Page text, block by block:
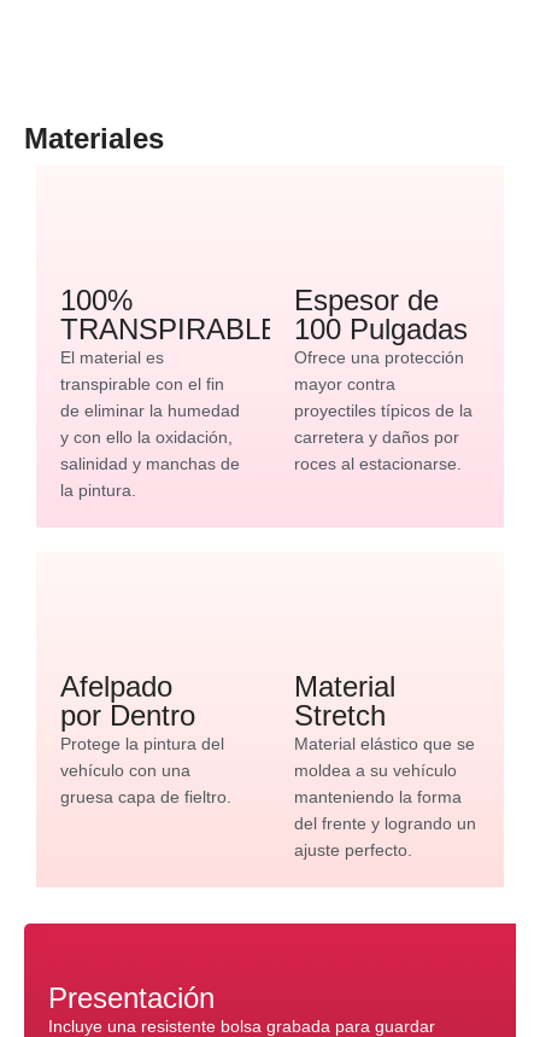
Materiales
100%
TRANSPIRABLE
El material es
transpirable con el fin
de eliminar la humedad
y con ello la oxidación,
salinidad y manchas de
la pintura.
Espesor de
100 Pulgadas
Ofrece una protección
mayor contra
proyectiles típicos de la
carretera y daños por
roces al estacionarse.
Afelpado
por Dentro
Protege la pintura del
vehículo con una
gruesa capa de fieltro.
Material
Stretch
Material elástico que se
moldea a su vehículo
manteniendo la forma
del frente y logrando un
ajuste perfecto.
Presentación
Incluye una resistente bolsa grabada para guardar